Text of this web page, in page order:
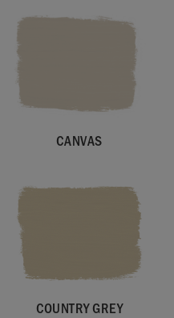
CANVAS
COUNTRY GREY